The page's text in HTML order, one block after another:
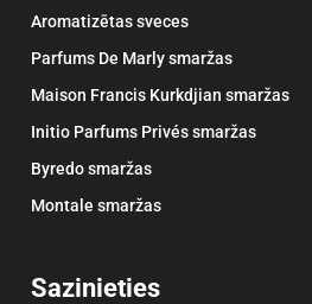
Aromatizētas sveces
Parfums De Marly smaržas
Maison Francis Kurkdjian smaržas
Initio Parfums Privés smaržas
Byredo smaržas
Montale smaržas
Sazinieties